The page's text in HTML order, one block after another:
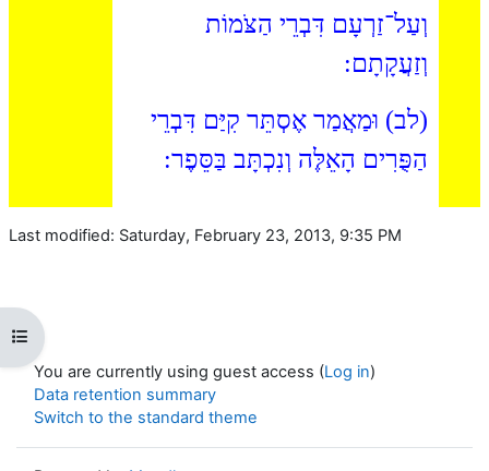
Open course index
וְעַל־זַרְעָם דִּבְרֵי הַצֹּמוֹת
וְזַעֲקָתָם:
(לב) וּמַאֲמַר אֶסְתֵּר קִיַּם דִּבְרֵי
הַפֻּרִים הָאֵלֶּה וְנִכְתָּב בַּסֵּפֶר:
Last modified: Saturday, February 23, 2013, 9:35 PM
You are currently using guest access (Log in)
Data retention summary
Switch to the standard theme